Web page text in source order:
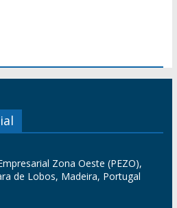
Zona Oeste (PEZO),
de Lobos, Madeira, Portugal